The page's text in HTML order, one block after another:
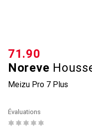
Noreve
Meizu Pro 7 Plus
CHF
71.90
Évaluations